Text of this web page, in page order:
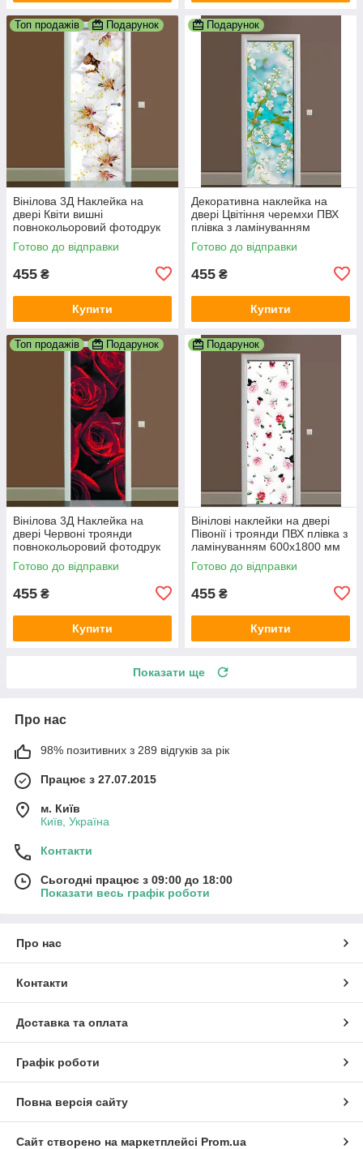
Топ продажів Подарунок
Вінілова 3Д Наклейка на
двері Квіти вишні
повнокольоровий фотодрук
плівка для дверей декор
600х1800 мм
Готово до відправки
455 ₴
Купити
Подарунок
Декоративна наклейка на
двері Цвітіння черемхи ПВХ
плівка з ламінуванням
600х1800 мм квіти Блакитний
Готово до відправки
455 ₴
Купити
Топ продажів Подарунок
Вінілова 3Д Наклейка на
двері Червоні троянди
повнокольоровий фотодрук
плівка для дверей декор
600х1800 мм
Готово до відправки
455 ₴
Купити
Подарунок
Вінілові наклейки на двері
Півонії і троянди ПВХ плівка з
ламінуванням 600х1800 мм
квіти Білий
Готово до відправки
455 ₴
Купити
Показати ще
Про нас
98% позитивних з 289 відгуків за рік
Працює з 27.07.2015
м. Київ
Київ, Україна
Контакти
Сьогодні працює з 09:00 до 18:00
Показати весь графік роботи
Про нас
Контакти
Доставка та оплата
Графік роботи
Повна версія сайту
Сайт створено на маркетплейсі Prom.ua